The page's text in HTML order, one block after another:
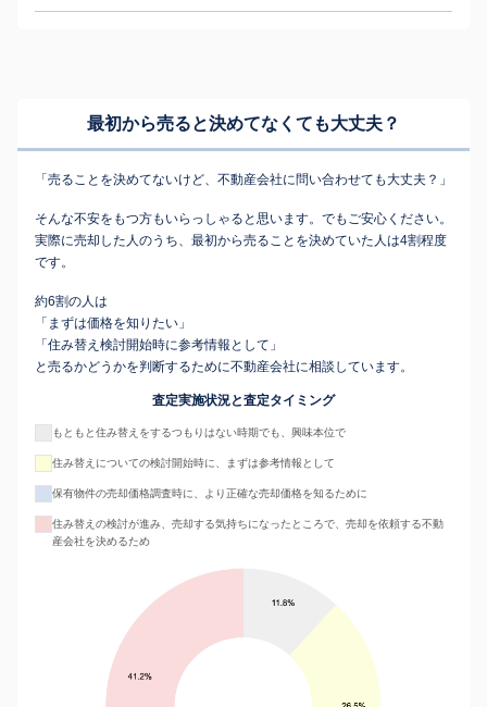
最初から売ると決めてなくても大丈夫？
「売ることを決めてないけど、不動産会社に問い合わせても大丈夫？」
そんな不安をもつ方もいらっしゃると思います。でもご安心ください。
実際に売却した人のうち、最初から売ることを決めていた人は4割程度
です。
約6割の人は
「まずは価格を知りたい」
「住み替え検討開始時に参考情報として」
と売るかどうかを判断するために不動産会社に相談しています。
査定実施状況と査定タイミング
もともと住み替えをするつもりはない時期でも、興味本位で
住み替えについての検討開始時に、まずは参考情報として
保有物件の売却価格調査時に、より正確な売却価格を知るために
住み替えの検討が進み、売却する気持ちになったところで、売却を依頼する不動
産会社を決めるため